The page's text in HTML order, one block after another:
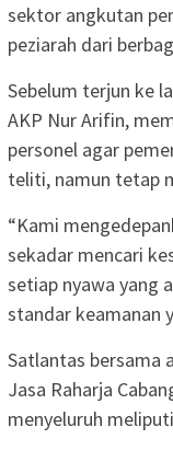
sektor angkutan
peziarah dari
Sebelum terjun ke
AKP Nur Arifin,
personel agar
teliti, namun tetap
“Kami
sekadar mencari
setiap nyawa yang
standar keamanan
Satlantas bersama
Jasa Raharja
menyeluruh